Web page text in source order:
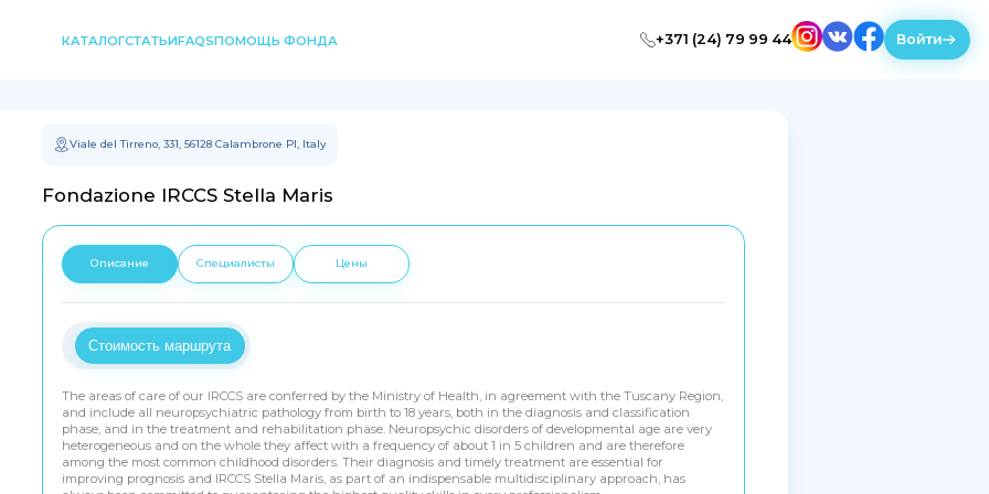
КАТАЛОГСТАТЬИFAQSПОМОЩЬ ФОНДА +371 (24) 79 99 44 Войти
Viale del Tirreno, 331, 56128 Calambrone PI, Italy
Fondazione IRCCS Stella Maris
Описание Специалисты Цены
Стоимость маршрута
The areas of care of our IRCCS are conferred by the Ministry of Health, in agreement with the Tuscany Region,
and include all neuropsychiatric pathology from birth to 18 years, both in the diagnosis and classification
phase, and in the treatment and rehabilitation phase. Neuropsychic disorders of developmental age are very
heterogeneous and on the whole they affect with a frequency of about 1 in 5 children and are therefore
among the most common childhood disorders. Their diagnosis and timely treatment are essential for
improving prognosis and IRCCS Stella Maris, as part of an indispensable multidisciplinary approach, has